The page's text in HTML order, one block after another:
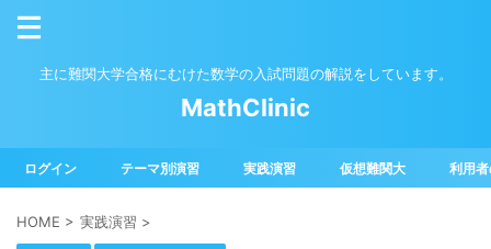
主に難関大学合格にむけた数学の入試問題の解説をしています。
MathClinic
ログイン テーマ別演習 実践演習 仮想難関大 利用
HOME > 実践演習 >